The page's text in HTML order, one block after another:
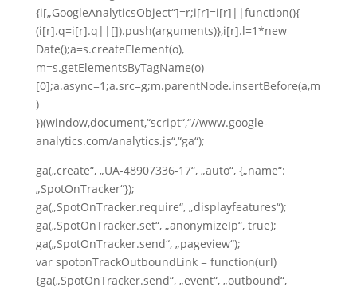
{i[„GoogleAnalyticsObject“]=r;i[r]=i[r]||function(){
(i[r].q=i[r].q||[]).push(arguments)},i[r].l=1*new
Date();a=s.createElement(o),
m=s.getElementsByTagName(o)
[0];a.async=1;a.src=g;m.parentNode.insertBefore(a,m
)
})(window,document,“script“,“//www.google-
analytics.com/analytics.js“,“ga“);
ga(„create“, „UA-48907336-17“, „auto“, {„name“:
„SpotOnTracker“});
ga(„SpotOnTracker.require“, „displayfeatures“);
ga(„SpotOnTracker.set“, „anonymizeIp“, true);
ga(„SpotOnTracker.send“, „pageview“);
var spotonTrackOutboundLink = function(url)
{ga(„SpotOnTracker.send“, „event“, „outbound“,